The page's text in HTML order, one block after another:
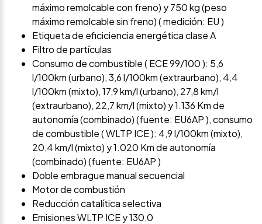
máximo remolcable con freno) y 750 kg (peso
máximo remolcable sin freno) ( medición: EU )
Etiqueta de eficiciencia energética clase A
Filtro de partículas
Consumo de combustible ( ECE 99/100 ): 5,6
l/100km (urbano), 3,6 l/100km (extraurbano), 4,4
l/100km (mixto), 17,9 km/l (urbano), 27,8 km/l
(extraurbano), 22,7 km/l (mixto) y 1.136 Km de
autonomía (combinado) (fuente: EU6AP ), consumo
de combustible ( WLTP ICE ): 4,9 l/100km (mixto),
20,4 km/l (mixto) y 1.020 Km de autonomía
(combinado) (fuente: EU6AP )
Doble embrague manual secuencial
Motor de combustión
Reducción catalítica selectiva
Emisiones WLTP ICE y 130,0